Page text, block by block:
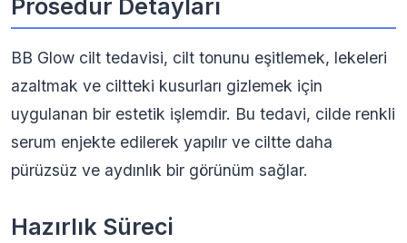
Prosedür Detayları
BB Glow cilt tedavisi, cilt tonunu eşitlemek, lekeleri
azaltmak ve ciltteki kusurları gizlemek için
uygulanan bir estetik işlemdir. Bu tedavi, cilde renkli
serum enjekte edilerek yapılır ve ciltte daha
pürüzsüz ve aydınlık bir görünüm sağlar.
Hazırlık Süreci